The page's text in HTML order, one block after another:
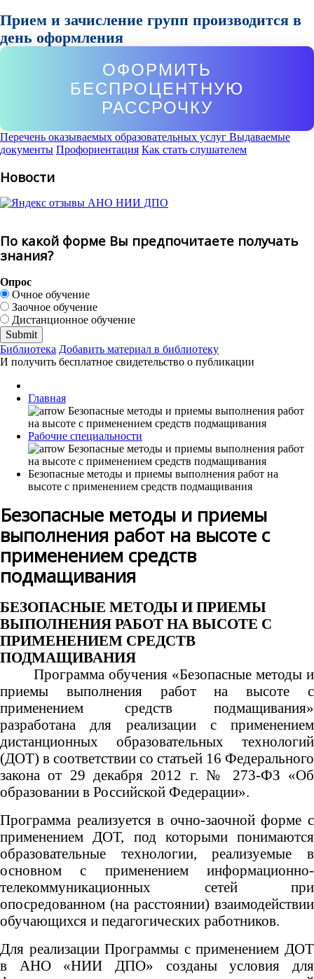
Прием и зачисление групп производится в
день оформления
ОФОРМИТЬ
БЕСПРОЦЕНТНУЮ
РАССРОЧКУ
Перечень оказываемых образовательных услуг Выдаваемые
документы Профориентация Как стать слушателем
Новости
По какой форме Вы предпочитаете получать
знания?
Опрос
Очное обучение
Заочное обучение
Дистанционное обучение
Библиотека Добавить материал в библиотеку
И получить бесплатное свидетельство о публикации
Главная
Рабочие специальности
Безопасные методы и приемы выполнения работ на
высоте с применением средств подмащивания
Безопасные методы и приемы
выполнения работ на высоте с
применением средств
подмащивания
БЕЗОПАСНЫЕ МЕТОДЫ И ПРИЕМЫ
ВЫПОЛНЕНИЯ РАБОТ НА ВЫСОТЕ С
ПРИМЕНЕНИЕМ СРЕДСТВ
ПОДМАЩИВАНИЯ
Программа обучения «Безопасные методы и
приемы выполнения работ на высоте с
применением средств подмащивания»
разработана для реализации с применением
дистанционных образовательных технологий
(ДОТ) в соответствии со статьей 16 Федерального
закона от 29 декабря 2012 г. № 273-ФЗ «Об
образовании в Российской Федерации».
Программа реализуется в очно-заочной форме с
применением ДОТ, под которыми понимаются
образовательные технологии, реализуемые в
основном с применением информационно-
телекоммуникационных сетей при
опосредованном (на расстоянии) взаимодействии
обучающихся и педагогических работников.
Для реализации Программы с применением ДОТ
в АНО «НИИ ДПО» созданы условия для